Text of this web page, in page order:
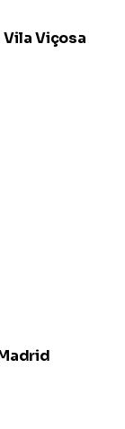
Viçosa